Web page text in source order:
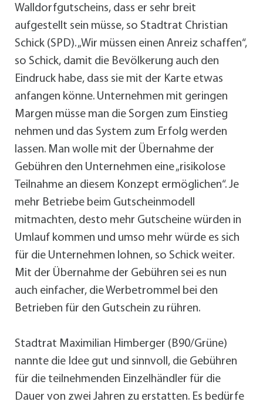
Walldorfgutscheins, dass er sehr breit
aufgestellt sein müsse, so Stadtrat Christian
Schick (SPD). „Wir müssen einen Anreiz schaffen“,
so Schick, damit die Bevölkerung auch den
Eindruck habe, dass sie mit der Karte etwas
anfangen könne. Unternehmen mit geringen
Margen müsse man die Sorgen zum Einstieg
nehmen und das System zum Erfolg werden
lassen. Man wolle mit der Übernahme der
Gebühren den Unternehmen eine „risikolose
Teilnahme an diesem Konzept ermöglichen“. Je
mehr Betriebe beim Gutscheinmodell
mitmachten, desto mehr Gutscheine würden in
Umlauf kommen und umso mehr würde es sich
für die Unternehmen lohnen, so Schick weiter.
Mit der Übernahme der Gebühren sei es nun
auch einfacher, die Werbetrommel bei den
Betrieben für den Gutschein zu rühren.
Stadtrat Maximilian Himberger (B90/Grüne)
nannte die Idee gut und sinnvoll, die Gebühren
für die teilnehmenden Einzelhändler für die
Dauer von zwei Jahren zu erstatten. Es bedürfe